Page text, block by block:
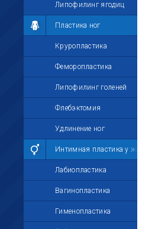
Липофилинг ягодиц
Пластика ног
Круропластика
Феморопластика
Липофилинг голеней
Флебэктомия
Удлинение ног
Интимная пластика у женщин
Лабиопластика
Вагинопластика
Гименопластика